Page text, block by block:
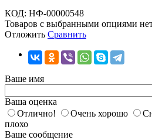
КОД: НФ-00000548
Товаров с выбранными опциями
Отложить Сравнить
Ваше имя
Ваша оценка
Отлично!
Очень хорошо
плохо
Ваше сообщение